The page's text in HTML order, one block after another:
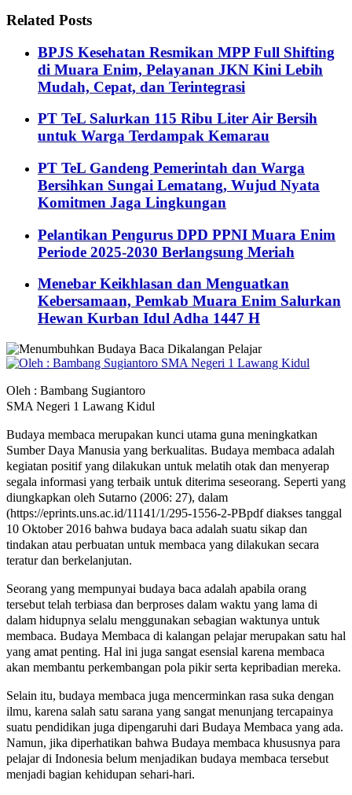
Related Posts
BPJS Kesehatan Resmikan MPP Full Shifting
di Muara Enim, Pelayanan JKN Kini Lebih
Mudah, Cepat, dan Terintegrasi
PT TeL Salurkan 115 Ribu Liter Air Bersih
untuk Warga Terdampak Kemarau
PT TeL Gandeng Pemerintah dan Warga
Bersihkan Sungai Lematang, Wujud Nyata
Komitmen Jaga Lingkungan
Pelantikan Pengurus DPD PPNI Muara Enim
Periode 2025-2030 Berlangsung Meriah
Menebar Keikhlasan dan Menguatkan
Kebersamaan, Pemkab Muara Enim Salurkan
Hewan Kurban Idul Adha 1447 H
Oleh : Bambang Sugiantoro
SMA Negeri 1 Lawang Kidul
Budaya membaca merupakan kunci utama guna meningkatkan
Sumber Daya Manusia yang berkualitas. Budaya membaca adalah
kegiatan positif yang dilakukan untuk melatih otak dan menyerap
segala informasi yang terbaik untuk diterima seseorang. Seperti yang
diungkapkan oleh Sutarno (2006: 27), dalam
(https://eprints.uns.ac.id/11141/1/295-1556-2-PBpdf diakses tanggal
10 Oktober 2016 bahwa budaya baca adalah suatu sikap dan
tindakan atau perbuatan untuk membaca yang dilakukan secara
teratur dan berkelanjutan.
Seorang yang mempunyai budaya baca adalah apabila orang
tersebut telah terbiasa dan berproses dalam waktu yang lama di
dalam hidupnya selalu menggunakan sebagian waktunya untuk
membaca. Budaya Membaca di kalangan pelajar merupakan satu hal
yang amat penting. Hal ini juga sangat esensial karena membaca
akan membantu perkembangan pola pikir serta kepribadian mereka.
Selain itu, budaya membaca juga mencerminkan rasa suka dengan
ilmu, karena salah satu sarana yang sangat menunjang tercapainya
suatu pendidikan juga dipengaruhi dari Budaya Membaca yang ada.
Namun, jika diperhatikan bahwa Budaya membaca khususnya para
pelajar di Indonesia belum menjadikan budaya membaca tersebut
menjadi bagian kehidupan sehari-hari.